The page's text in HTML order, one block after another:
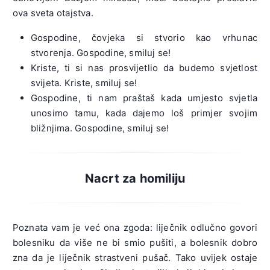
ova sveta otajstva.
Gospodine, čovjeka si stvorio kao vrhunac
stvorenja. Gospodine, smiluj se!
Kriste, ti si nas prosvijetlio da budemo svjetlost
svijeta. Kriste, smiluj se!
Gospodine, ti nam praštaš kada umjesto svjetla
unosimo tamu, kada dajemo loš primjer svojim
bližnjima. Gospodine, smiluj se!
Nacrt za homiliju
Poznata vam je već ona zgoda: liječnik odlučno govori
bolesniku da više ne bi smio pušiti, a bolesnik dobro
zna da je liječnik strastveni pušač. Tako uvijek ostaje